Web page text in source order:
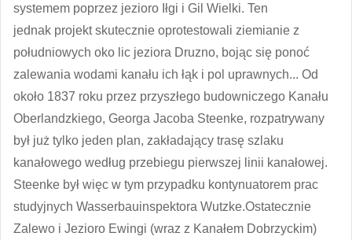
systemem poprzez jezioro Iłgi i Gil Wielki. Ten
jednak projekt skutecznie oprotestowali ziemianie z
południowych oko lic jeziora Druzno, bojąc się ponoć
zalewania wodami kanału ich łąk i pol uprawnych... Od
około 1837 roku przez przyszłego budowniczego Kanału
Oberlandzkiego, Georga Jacoba Steenke, rozpatrywany
był już tylko jeden plan, zakładający trasę szlaku
kanałowego według przebiegu pierwszej linii kanałowej.
Steenke był więc w tym przypadku kontynuatorem prac
studyjnych Wasserbauinspektora Wutzke.Ostatecznie
Zalewo i Jezioro Ewingi (wraz z Kanałem Dobrzyckim)